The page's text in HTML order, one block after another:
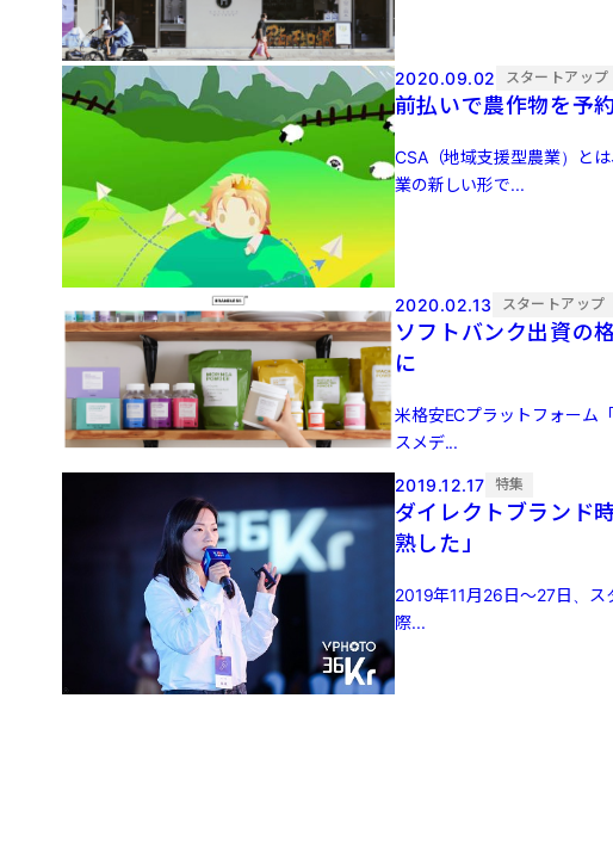
2020.09.02 スタートアップ
前払いで農作物を予
CSA（地域支援型農業）と
業の新しい形で...
2020.02.13 スタートアップ
ソフトバンク出資の
に
米格安ECプラットフォーム
スメデ...
2019.12.17 特集
ダイレクトブランド
熟した」
2019年11月26日～27日、
際...